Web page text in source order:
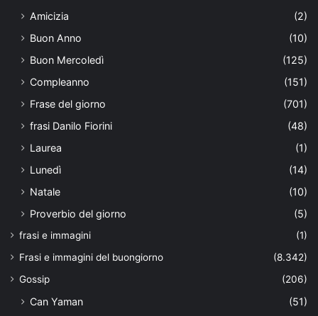
Amicizia
(2)
Buon Anno
(10)
Buon Mercoledì
(125)
Compleanno
(151)
Frase del giorno
(701)
frasi Danilo Fiorini
(48)
Laurea
(1)
Lunedì
(14)
Natale
(10)
Proverbio del giorno
(5)
frasi e immagini
(1)
Frasi e immagini del buongiorno
(8.342)
Gossip
(206)
Can Yaman (51)